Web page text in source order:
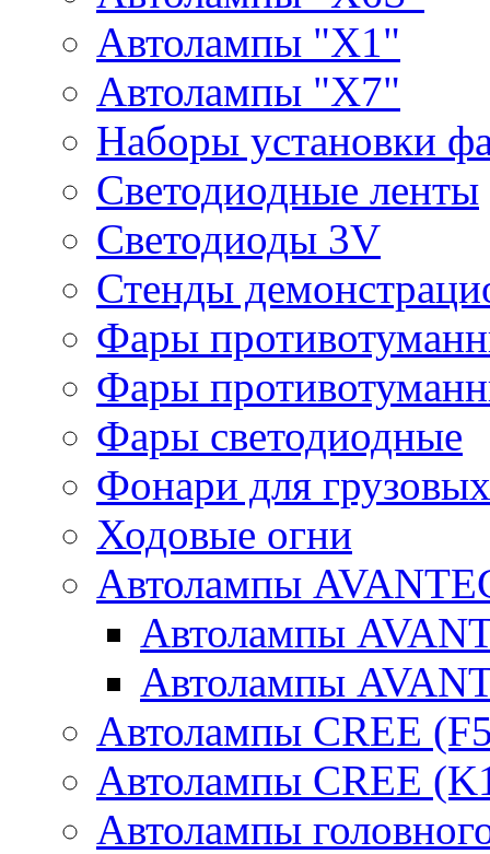
Автолампы "Х1"
Автолампы "Х7"
Наборы установки
Светодиодные ленты
Светодиоды 3V
Стенды
Фары
Фары
Фары светодиодные
Фонари для
Ходовые огни
Автолампы
Автолампы
Автолампы
Автолампы CREE
Автолампы CREE
Автолампы